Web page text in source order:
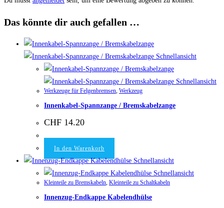
Das könnte dir auch gefallen …
Schnellansicht
Schnellansicht
Werkzeuge für Felgenbremsen Werkzeug
Innenkabel-Spannzange / Bremskabelzange
CHF 14.20
In den Warenkorb
Schnellansicht
Schnellansicht
Kleinteile zu Bremskabeln Kleinteile zu Schaltkabeln
Innenzug-Endkappe Kabelendhülse